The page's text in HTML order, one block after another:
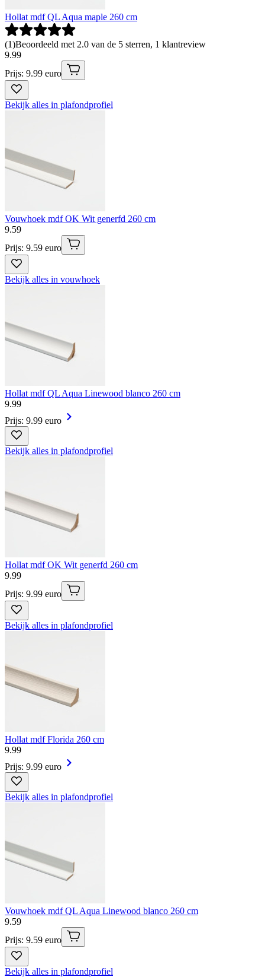
Hollat mdf QL Aqua maple 260 cm
(1)Beoordeeld met 2.0 van de 5 sterren, 1 klantreview
9.99
Prijs: 9.99 euro
Bekijk alles in plafondprofiel
Vouwhoek mdf OK Wit generfd 260 cm
9.59
Prijs: 9.59 euro
Bekijk alles in vouwhoek
Hollat mdf QL Aqua Linewood blanco 260 cm
9.99
Prijs: 9.99 euro
Bekijk alles in plafondprofiel
Hollat mdf OK Wit generfd 260 cm
9.99
Prijs: 9.99 euro
Bekijk alles in plafondprofiel
Hollat mdf Florida 260 cm
9.99
Prijs: 9.99 euro
Bekijk alles in plafondprofiel
Vouwhoek mdf QL Aqua Linewood blanco 260 cm
9.59
Prijs: 9.59 euro
Bekijk alles in plafondprofiel